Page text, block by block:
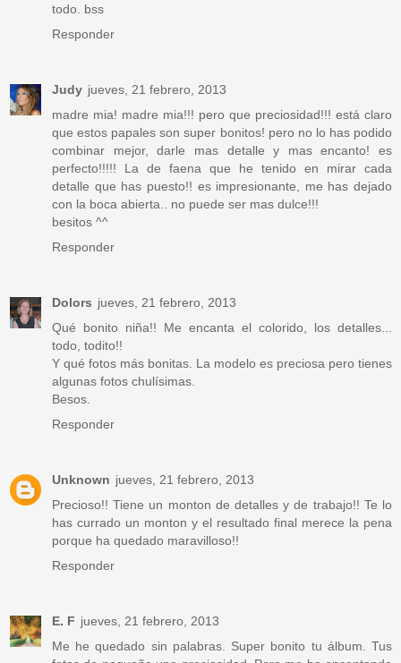
todo. bss
Responder
Judy jueves, 21 febrero, 2013
madre mia! madre mia!!! pero que preciosidad!!! está claro
que estos papales son super bonitos! pero no lo has podido
combinar mejor, darle mas detalle y mas encanto! es
perfecto!!!!! La de faena que he tenido en mirar cada
detalle que has puesto!! es impresionante, me has dejado
con la boca abierta.. no puede ser mas dulce!!!
besitos ^^
Responder
Dolors jueves, 21 febrero, 2013
Qué bonito niña!! Me encanta el colorido, los detalles...
todo, todito!!
Y qué fotos más bonitas. La modelo es preciosa pero tienes
algunas fotos chulísimas.
Besos.
Responder
Unknown jueves, 21 febrero, 2013
Precioso!! Tiene un monton de detalles y de trabajo!! Te lo
has currado un monton y el resultado final merece la pena
porque ha quedado maravilloso!!
Responder
E. F jueves, 21 febrero, 2013
Me he quedado sin palabras. Super bonito tu álbum. Tus